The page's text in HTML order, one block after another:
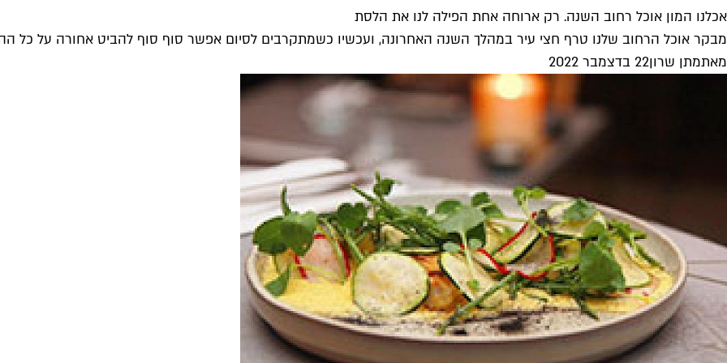
אכלנו המון אוכל רחוב השנה. רק ארוחה אחת הפילה לנו את הלסת
מבקר אוכל הרחוב שלנו טרף חצי עיר במהלך השנה האחרונה, ועכשיו כשמתקרבים לסיום אפשר סוף סוף להביט אחורה על כל
מאתמתן שרון22 בדצמבר 2022